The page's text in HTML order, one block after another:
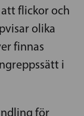
flickor och
olika
finnas
i
för